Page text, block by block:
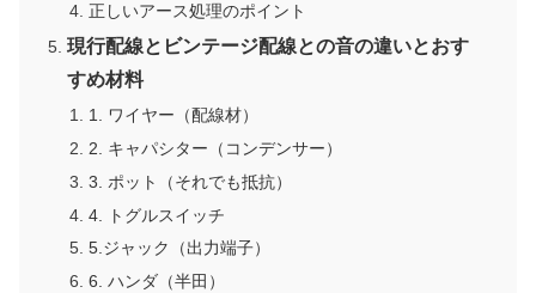
正しいアース処理のポイント
現行配線とビンテージ配線との音の違いとおす
すめ材料
1. ワイヤー（配線材）
2. キャパシター（コンデンサー）
3. ポット（それでも抵抗）
4. トグルスイッチ
5.ジャック（出力端子）
6. ハンダ（半田）